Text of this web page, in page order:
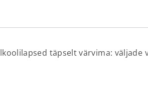
täpselt värvima: